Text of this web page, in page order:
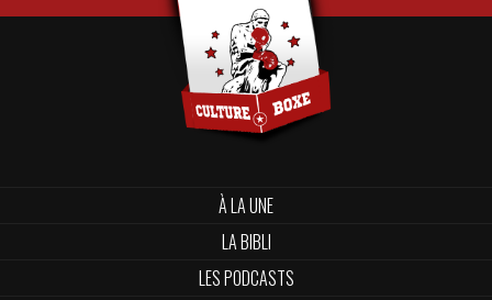
À LA UNE
LA BIBLI
LES PODCASTS